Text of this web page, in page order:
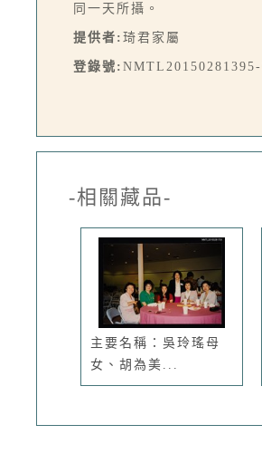
同一天所攝。
提供者: 琦君家屬
登錄號: NMTL20150281395-
-相關藏品-
主要名稱：吳玲瑤母
女、胡為美...